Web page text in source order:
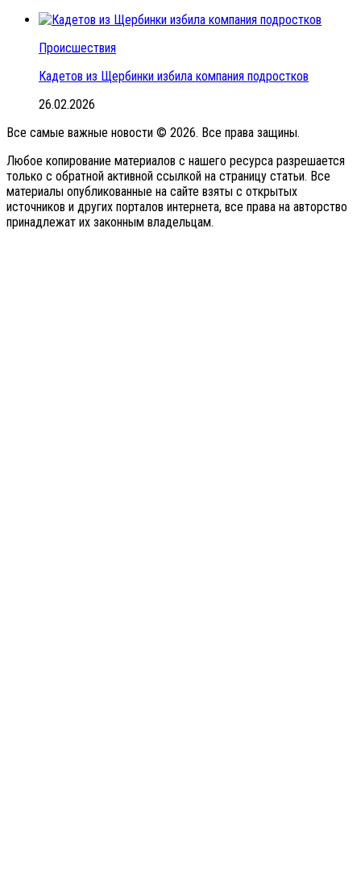
Происшествия
Кадетов из Щербинки избила компания подростков
26.02.2026
Все самые важные новости © 2026. Все права защины.
Любое копирование материалов с нашего ресурса разрешается
только с обратной активной ссылкой на страницу статьи. Все
материалы опубликованные на сайте взяты с открытых
источников и других порталов интернета, все права на авторство
принадлежат их законным владельцам.